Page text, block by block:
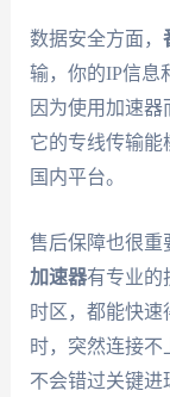
数据安全方面，
输，你的IP信息
因为使用加速
它的专线传输能
国内平台。
售后保障也很重
加速器有专业的
时区，都能快速
时，突然连接不
不会错过关键进